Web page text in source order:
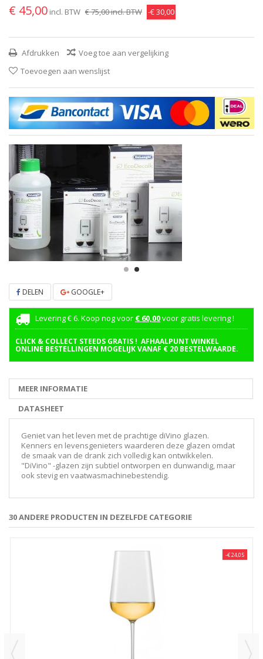
€ 45,00 incl. BTW € 75,00incl. BTW -€ 30,00
Afdrukken
Voeg toe aan vergelijking
Toevoegen aan wenslijst
DELEN GOOGLE+
Levering € 6. Koop nog voor € 60,00voor gratis levering !
CLICK & COLLECT STEEDS GRATIS ! AFHAALPUNT WINKEL
ONLINE BESTELLINGEN MOGELIJK VANAF € 20 BESTELWAARDE.
MEER INFORMATIE
DATASHEET
Geniet van het leven met de prachtige diVino glazen.
Kenners en levensgenieters waarderen deze glazen omdat
de smaak van de drank zich volledig kan ontwikkelen.
"DiVino" -glazen zijn subtiel ontworpen en dunwandig, maar
ook stevig en vaatwasmachinebestendig.
30 ANDERE PRODUCTEN IN DEZELFDE CATEGORIE
-€ 24,05